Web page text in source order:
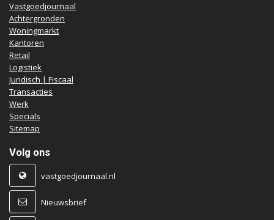
Vastgoedjournaal
Achtergronden
Woningmarkt
Kantoren
Retail
Logistiek
Juridisch | Fiscaal
Transacties
Werk
Specials
Sitemap
Volg ons
vastgoedjournaal.nl
Nieuwsbrief